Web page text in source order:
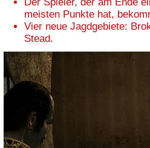
meisten Punkte hat,
Vier neue Jagdgebiete:
Stead.